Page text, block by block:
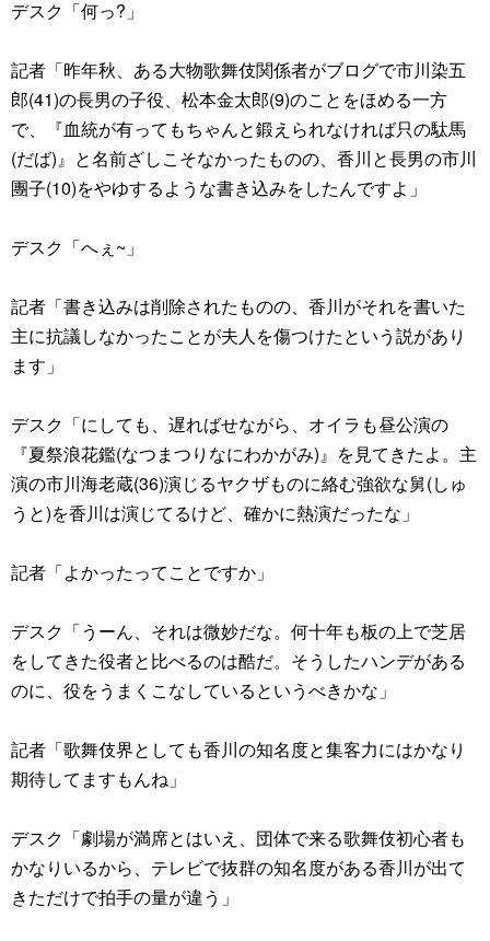
デスク「何っ?」
記者「昨年秋、ある大物歌舞伎関係者がブログで市川染五
郎(41)の長男の子役、松本金太郎(9)のことをほめる一方
で、『血統が有ってもちゃんと鍛えられなければ只の駄馬
(だば)』と名前ざしこそなかったものの、香川と長男の市川
團子(10)をやゆするような書き込みをしたんですよ」
デスク「へぇ~」
記者「書き込みは削除されたものの、香川がそれを書いた
主に抗議しなかったことが夫人を傷つけたという説があり
ます」
デスク「にしても、遅ればせながら、オイラも昼公演の
『夏祭浪花鑑(なつまつりなにわかがみ)』を見てきたよ。主
演の市川海老蔵(36)演じるヤクザものに絡む強欲な舅(しゅ
うと)を香川は演じてるけど、確かに熱演だったな」
記者「よかったってことですか」
デスク「うーん、それは微妙だな。何十年も板の上で芝居
をしてきた役者と比べるのは酷だ。そうしたハンデがある
のに、役をうまくこなしているというべきかな」
記者「歌舞伎界としても香川の知名度と集客力にはかなり
期待してますもんね」
デスク「劇場が満席とはいえ、団体で来る歌舞伎初心者も
かなりいるから、テレビで抜群の知名度がある香川が出て
きただけで拍手の量が違う」